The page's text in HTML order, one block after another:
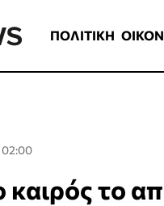
ΠΟΛΙΤΙΚΗ
καιρός το